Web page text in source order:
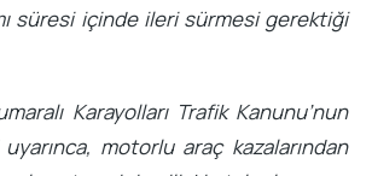
süresi içinde ileri sürmesi gerektiği
Karayolları Trafik Kanunu’nun
motorlu araç kazalarından